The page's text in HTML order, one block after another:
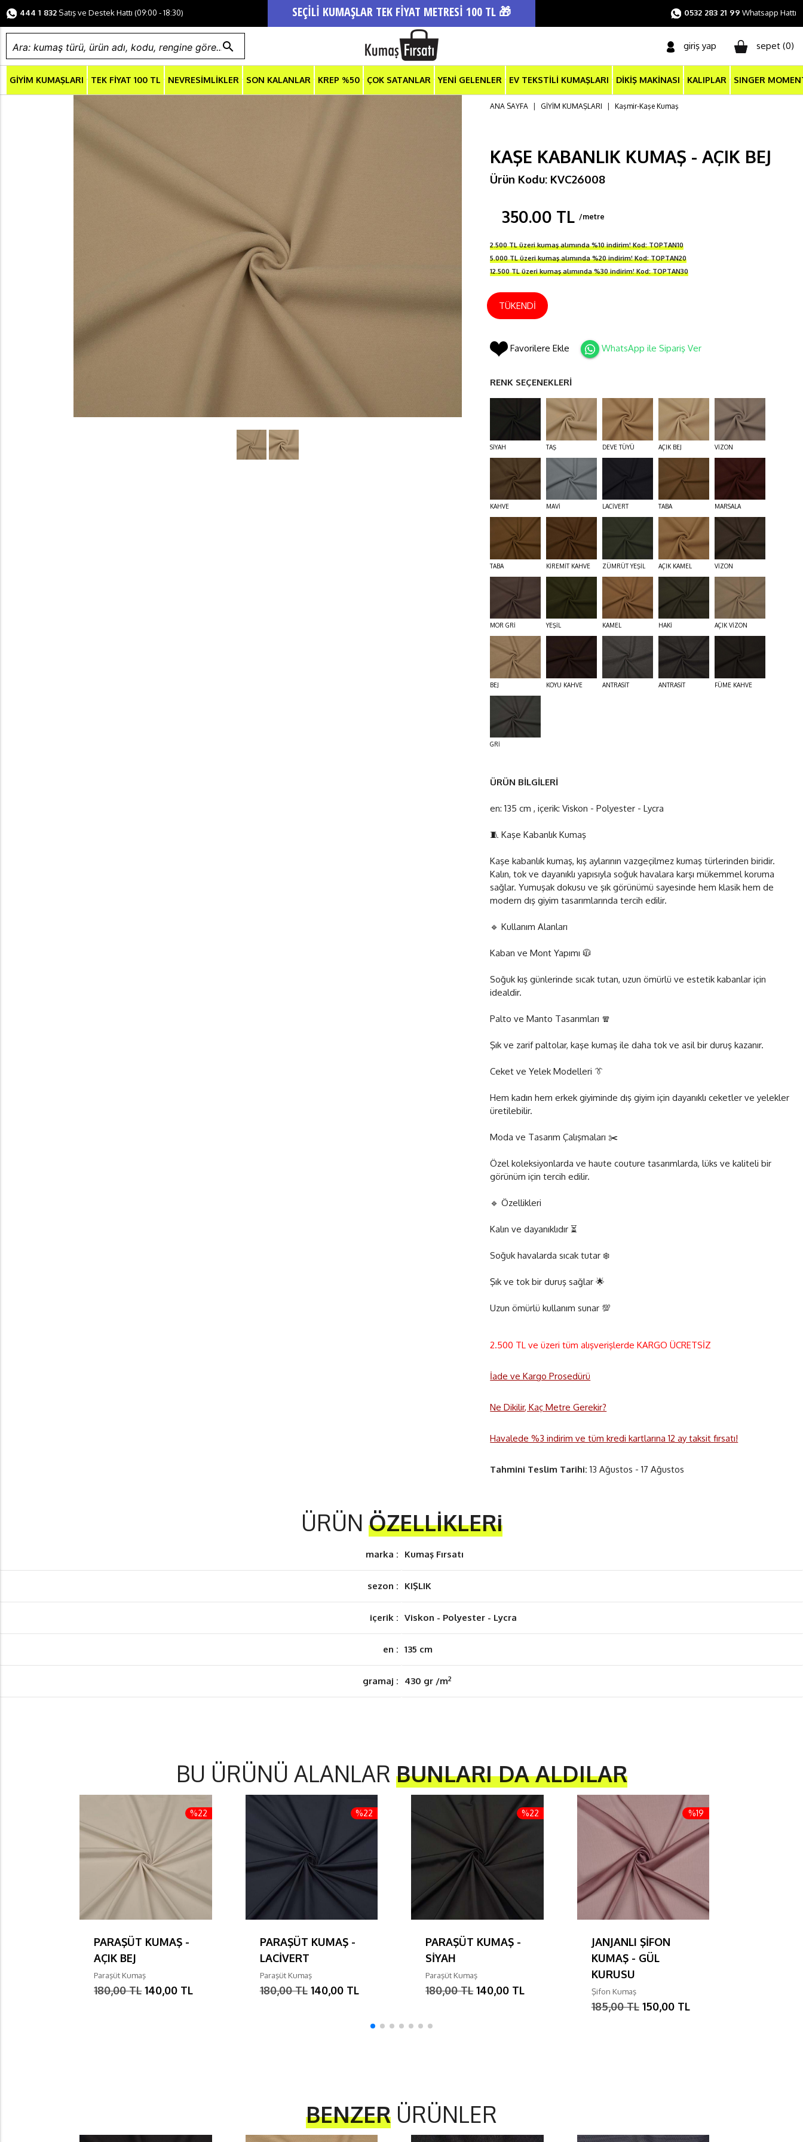
444 1 832Satış ve Destek Hattı (09:00 - 18:30) SEÇİLİ KUMAŞLAR TEK FİYAT METRESİ 100 TL 🎁 0532 283 21 99 Whatsapp Hattı
search giriş yap sepet (0)
GİYİM KUMAŞLARI TEK FİYAT 100 TL NEVRESİMLİKLER SON KALANLAR KREP %50 ÇOK SATANLAR YENİ GELENLER EV TEKSTİLİ KUMAŞLARI DİKİŞ MAKİNASI KALIPLAR SINGER
ANA SAYFA GİYİM KUMAŞLARI Kaşmir-Kaşe Kumaş
KAŞE KABANLIK KUMAŞ - AÇIK BEJ
Ürün Kodu: KVC26008
350.00 TL /metre
2.500 TL üzeri kumaş alımında %10 indirim! Kod: TOPTAN10
5.000 TL üzeri kumaş alımında %20 indirim! Kod: TOPTAN20
12.500 TL üzeri kumaş alımında %30 indirim! Kod: TOPTAN30
TÜKENDİ
Favorilere Ekle WhatsApp ile Sipariş Ver
RENK SEÇENEKLERİ
SİYAH TAŞ DEVE TÜYÜ AÇIK BEJ VİZON
KAHVE MAVİ LACİVERT TABA MARSALA
TABA KİREMİT KAHVE ZÜMRÜT YEŞİL AÇIK KAMEL VİZON
MOR GRİ YEŞİL KAMEL HAKİ AÇIK VİZON
BEJ KOYU KAHVE ANTRASİT ANTRASİT FÜME KAHVE
GRİ
ÜRÜN BİLGİLERİ
en: 135 cm , içerik: Viskon - Polyester - Lycra
🧵 Kaşe Kabanlık Kumaş
Kaşe kabanlık kumaş, kış aylarının vazgeçilmez kumaş türlerinden biridir.
Kalın, tok ve dayanıklı yapısıyla soğuk havalara karşı mükemmel koruma
sağlar. Yumuşak dokusu ve şık görünümü sayesinde hem klasik hem de
modern dış giyim tasarımlarında tercih edilir.
🔹 Kullanım Alanları
Kaban ve Mont Yapımı 🧥
Soğuk kış günlerinde sıcak tutan, uzun ömürlü ve estetik kabanlar için
idealdir.
Palto ve Manto Tasarımları 🧣
Şık ve zarif paltolar, kaşe kumaş ile daha tok ve asil bir duruş kazanır.
Ceket ve Yelek Modelleri 👔
Hem kadın hem erkek giyiminde dış giyim için dayanıklı ceketler ve yelekler
üretilebilir.
Moda ve Tasarım Çalışmaları ✂️
Özel koleksiyonlarda ve haute couture tasarımlarda, lüks ve kaliteli bir
görünüm için tercih edilir.
🔹 Özellikleri
Kalın ve dayanıklıdır ⏳
Soğuk havalarda sıcak tutar ❄️
Şık ve tok bir duruş sağlar 🌟
Uzun ömürlü kullanım sunar 💯
2.500 TL ve üzeri tüm alışverişlerde KARGO ÜCRETSİZ
İade ve Kargo Prosedürü
Ne Dikilir, Kaç Metre Gerekir?
Havalede %3 indirim ve tüm kredi kartlarına 12 ay taksit fırsatı!
Tahmini Teslim Tarihi:13 Ağustos - 17 Ağustos
ÜRÜN ÖZELLİKLERi
marka : Kumaş Fırsatı
sezon : KIŞLIK
içerik : Viskon - Polyester - Lycra
en : 135 cm
gramaj : 430 gr /m2
BU ÜRÜNÜ ALANLAR BUNLARI DA ALDILAR
%22
PARAŞÜT KUMAŞ -
AÇIK BEJ
Paraşüt Kumaş
180,00 TL 140,00 TL
%22
PARAŞÜT KUMAŞ -
LACİVERT
Paraşüt Kumaş
180,00 TL 140,00 TL
%22
PARAŞÜT KUMAŞ -
SİYAH
Paraşüt Kumaş
180,00 TL 140,00 TL
%19
JANJANLI ŞİFON
KUMAŞ - GÜL
KURUSU
Şifon Kumaş
185,00 TL 150,00 TL
BENZER ÜRÜNLER